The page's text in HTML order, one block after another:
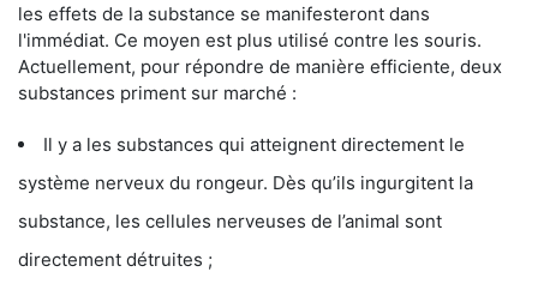
les effets de la substance se manifesteront dans
l'immédiat. Ce moyen est plus utilisé contre les souris.
Actuellement, pour répondre de manière efficiente, deux
substances priment sur marché :
Il y a les substances qui atteignent directement le
système nerveux du rongeur. Dès qu’ils ingurgitent la
substance, les cellules nerveuses de l’animal sont
directement détruites ;